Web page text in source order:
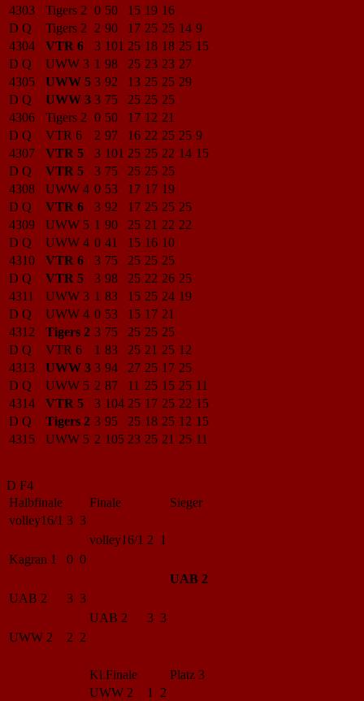
4303
Tigers 2 0 50 15 19 16
D Q
Tigers 2 2 90 17 25 25 14 9
4304
VTR 6 3 101 25 18 18 25 15
D Q
UWW 3 1 98 25 23 23 27
4305
UWW 5 3 92 13 25 25 29
D Q
UWW 3 3 75 25 25 25
4306
Tigers 2 0 50 17 12 21
D Q
VTR 6 2 97 16 22 25 25 9
4307
VTR 5 3 101 25 25 22 14 15
D Q
VTR 5 3 75 25 25 25
4308
UWW 4 0 53 17 17 19
D Q
VTR 6 3 92 17 25 25 25
4309
UWW 5 1 90 25 21 22 22
D Q
UWW 4 0 41 15 16 10
4310
VTR 6 3 75 25 25 25
D Q
VTR 5 3 98 25 22 26 25
4311
UWW 3 1 83 15 25 24 19
D Q
UWW 4 0 53 15 17 21
4312
Tigers 2 3 75 25 25 25
D Q
VTR 6 1 83 25 21 25 12
4313
UWW 3 3 94 27 25 17 25
D Q
UWW 5 2 87 11 25 15 25 11
4314
VTR 5 3 104 25 17 25 22 15
D Q
Tigers 2 3 95 25 18 25 12 15
4315
UWW 5 2 105 23 25 21 25 11
D F4
Halbfinale
Finale
Sieger
volley16/1 3 3
volley16/1 2 1
Kagran 1
0 0
UAB 2
UAB 2
3 3
UAB 2
3 3
UWW 2
2 2
Kl.Finale
Platz 3
UWW 2
1 2